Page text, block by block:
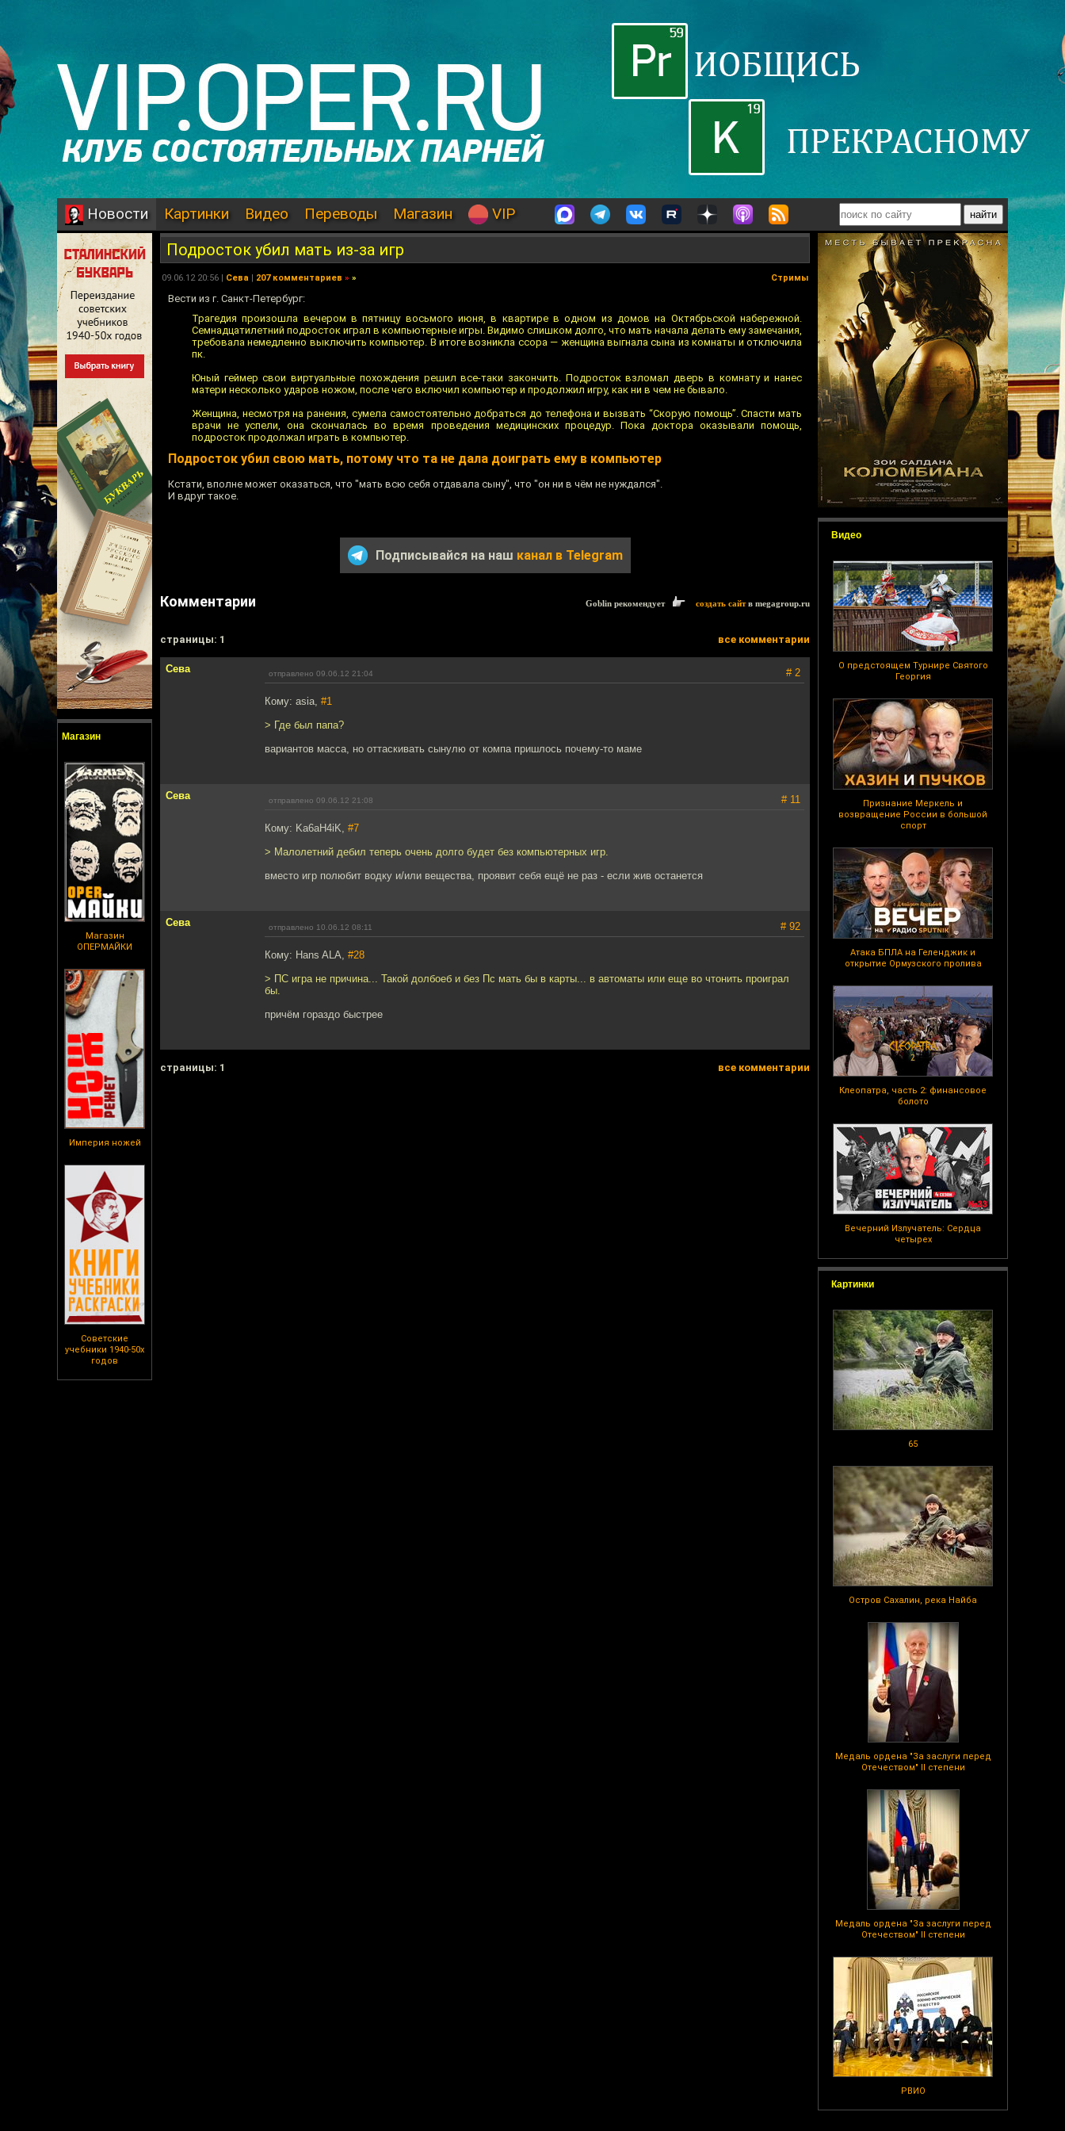
Новости Картинки Видео Переводы Магазин VIP
Магазин
Магазин
ОПЕРМАЙКИ
Империя ножей
Советские
учебники 1940-50х
годов
Видео
О предстоящем Турнире Святого
Георгия
Признание Меркель и
возвращение России в большой
спорт
Атака БПЛА на Геленджик и
открытие Ормузского пролива
Клеопатра, часть 2: финансовое
болото
Вечерний Излучатель: Сердца
четырех
Картинки
65
Остров Сахалин, река Найба
Медаль ордена "За заслуги перед
Отечеством" II степени
Медаль ордена "За заслуги перед
Отечеством" II степени
РВИО
Подросток убил мать из-за игр
09.06.12 20:56 | Сева | 207 комментариев » » Стримы
Вести из г. Санкт-Петербург:
Трагедия произошла вечером в пятницу восьмого июня, в квартире в одном из домов на Октябрьской набережной.
Семнадцатилетний подросток играл в компьютерные игры. Видимо слишком долго, что мать начала делать ему замечания,
требовала немедленно выключить компьютер. В итоге возникла ссора — женщина выгнала сына из комнаты и отключила
пк.
Юный геймер свои виртуальные похождения решил все-таки закончить. Подросток взломал дверь в комнату и нанес
матери несколько ударов ножом, после чего включил компьютер и продолжил игру, как ни в чем не бывало.
Женщина, несмотря на ранения, сумела самостоятельно добраться до телефона и вызвать “Скорую помощь”. Спасти мать
врачи не успели, она скончалась во время проведения медицинских процедур. Пока доктора оказывали помощь,
подросток продолжал играть в компьютер.
Подросток убил свою мать, потому что та не дала доиграть ему в компьютер
Кстати, вполне может оказаться, что "мать всю себя отдавала сыну", что "он ни в чём не нуждался".
И вдруг такое.
Подписывайся на наш канал в Telegram
Комментарии Goblin рекомендует создать сайтв megagroup.ru
cтраницы: 1 все комментарии
Сева отправлено 09.06.12 21:04 # 2
Кому: asia, #1
> Где был папа?
вариантов масса, но оттаскивать сынулю от компа пришлось почему-то маме
Сева отправлено 09.06.12 21:08 # 11
Кому: Ka6aH4iK, #7
> Малолетний дебил теперь очень долго будет без компьютерных игр.
вместо игр полюбит водку и/или вещества, проявит себя ещё не раз - если жив останется
Сева отправлено 10.06.12 08:11 # 92
Кому: Hans ALA, #28
> ПС игра не причина... Такой долбоеб и без Пс мать бы в карты... в автоматы или еще во чтонить проиграл
бы.
причём гораздо быстрее
cтраницы: 1 все комментарии